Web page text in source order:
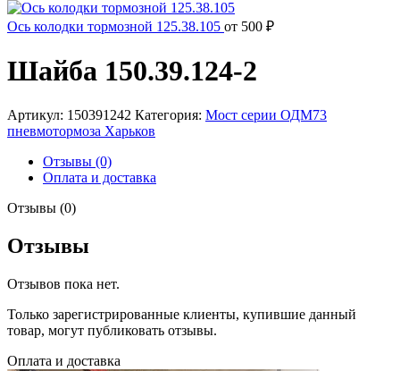
Ось колодки тормозной 125.38.105 от 500 ₽
Шайба 150.39.124-2
Артикул: 150391242 Категория: Мост серии ОДМ73
пневмотормоза Харьков
Отзывы (0)
Оплата и доставка
Отзывы (0)
Отзывы
Отзывов пока нет.
Только зарегистрированные клиенты, купившие данный
товар, могут публиковать отзывы.
Оплата и доставка